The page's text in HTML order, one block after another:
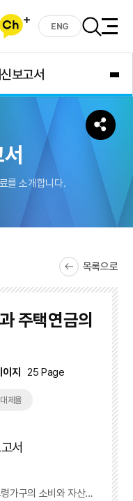
ENG
보고서
를 소개합니다.
목록으로
주택연금의
이지 25 Page
체율
서
가구의 소비와 자산